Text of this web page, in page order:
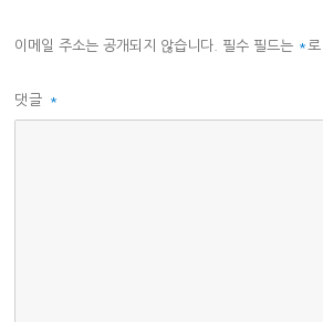
이메일 주소는 공개되지 않습니다. 필수 필드는 *
댓글 *